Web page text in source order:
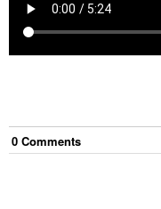
0 Comments